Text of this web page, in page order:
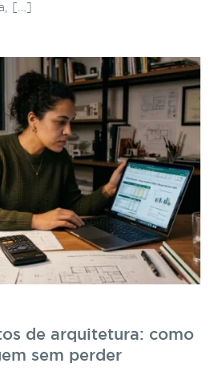
[…]
de arquitetura: como
sem perder